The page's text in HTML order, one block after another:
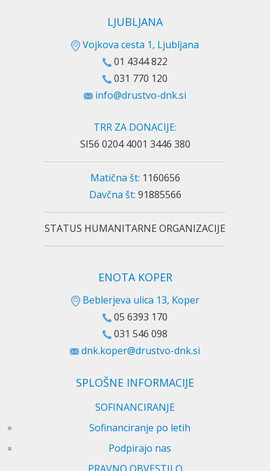
LJUBLJANA
Vojkova cesta 1, Ljubljana
01 4344 822
031 770 120
info@drustvo-dnk.si
TRR ZA DONACIJE:
SI56 0204 4001 3446 380
Matična št: 1160656
Davčna št: 91885566
STATUS HUMANITARNE ORGANIZACIJE
ENOTA KOPER
Beblerjeva ulica 13, Koper
05 6393 170
031 546 098
dnk.koper@drustvo-dnk.si
SPLOŠNE INFORMACIJE
SOFINANCIRANJE
Sofinanciranje po letih
Podpirajo nas